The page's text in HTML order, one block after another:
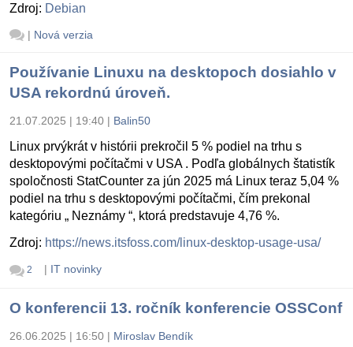
Zdroj: Debian
| Nová verzia
Používanie Linuxu na desktopoch dosiahlo v
USA rekordnú úroveň.
21.07.2025 | 19:40 | Balin50
Linux prvýkrát v histórii prekročil 5 % podiel na trhu s
desktopovými počítačmi v USA . Podľa globálnych štatistík
spoločnosti StatCounter za jún 2025 má Linux teraz 5,04 %
podiel na trhu s desktopovými počítačmi, čím prekonal
kategóriu „ Neznámy “, ktorá predstavuje 4,76 %.
Zdroj: https://news.itsfoss.com/linux-desktop-usage-usa/
2 | IT novinky
O konferencii 13. ročník konferencie OSSConf
26.06.2025 | 16:50 | Miroslav Bendík